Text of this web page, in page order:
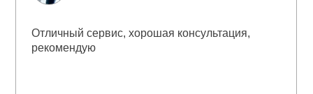
Отличный сервис, хорошая консультация,
рекомендую